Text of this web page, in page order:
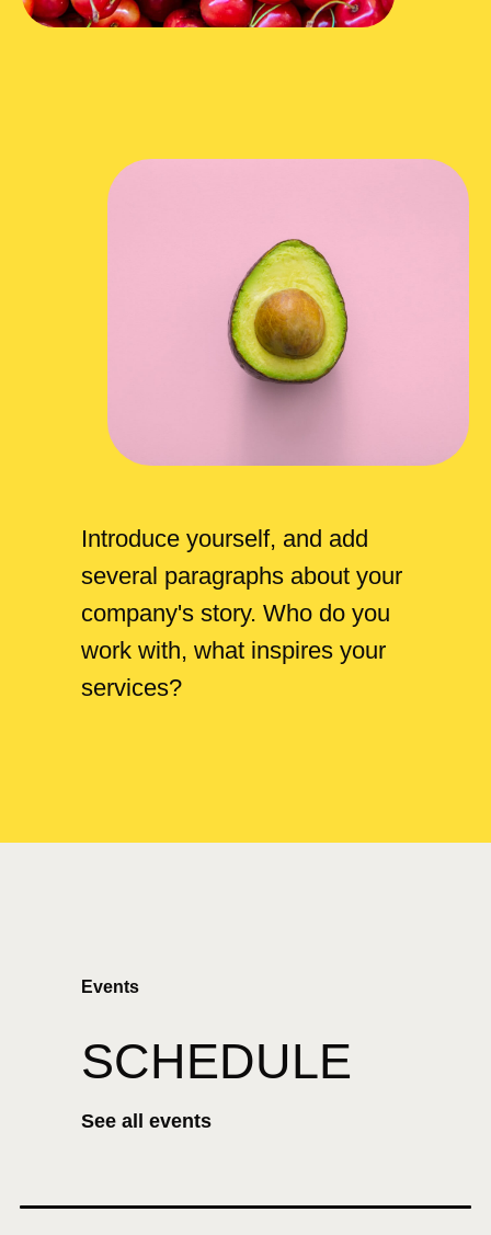
Introduce yourself, and add
several paragraphs about your
company's story. Who do you
work with, what inspires your
services?
Events
See all events
SCHEDULE